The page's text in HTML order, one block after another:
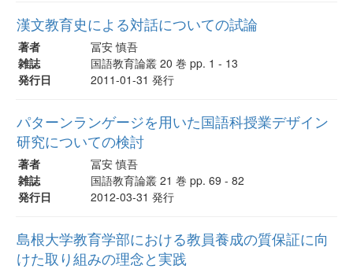
漢文教育史による対話についての試論
著者
冨安 慎吾
雑誌
国語教育論叢 20 巻 pp. 1 - 13
発行日
2011-01-31 発行
パターンランゲージを用いた国語科授業デザイン
研究についての検討
著者
冨安 慎吾
雑誌
国語教育論叢 21 巻 pp. 69 - 82
発行日
2012-03-31 発行
島根大学教育学部における教員養成の質保証に向
けた取り組みの理念と実践